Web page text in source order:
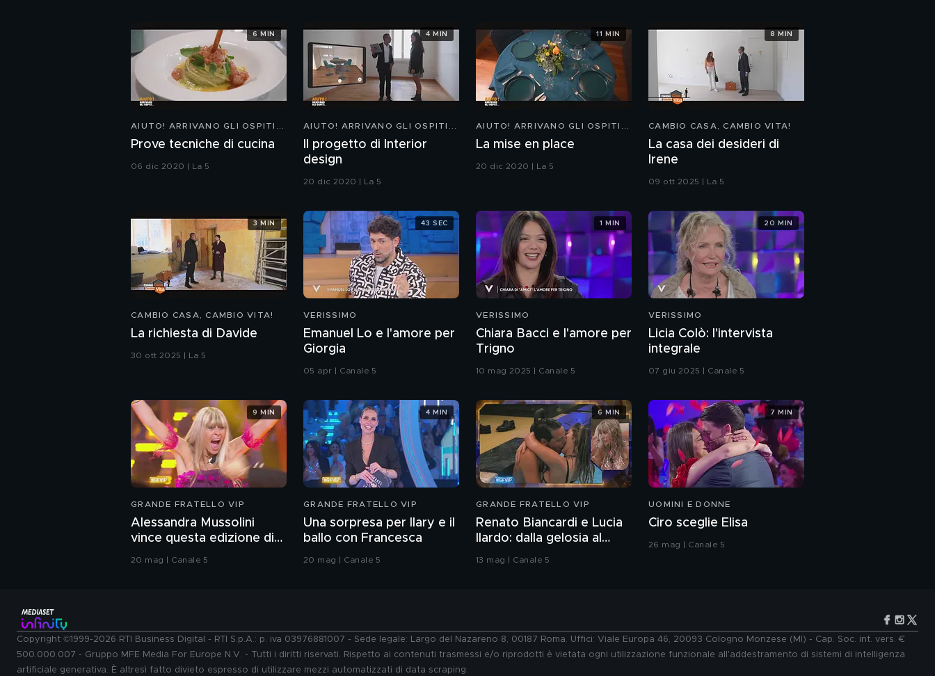
AIUTO! ARRIVANO GLI OSPITI...
Prove tecniche di cucina
06 dic 2020 | La 5
6 MIN
AIUTO! ARRIVANO GLI OSPITI...
Il progetto di Interior
design
20 dic 2020 | La 5
4 MIN
AIUTO! ARRIVANO GLI OSPITI...
La mise en place
20 dic 2020 | La 5
11 MIN
CAMBIO CASA, CAMBIO VITA!
La casa dei desideri di
Irene
09 ott 2025 | La 5
8 MIN
CAMBIO CASA, CAMBIO VITA!
La richiesta di Davide
30 ott 2025 | La 5
3 MIN
VERISSIMO
Emanuel Lo e l'amore per
Giorgia
05 apr | Canale 5
43 SEC
VERISSIMO
Chiara Bacci e l'amore per
Trigno
10 mag 2025 | Canale 5
1 MIN
VERISSIMO
Licia Colò: l'intervista
integrale
07 giu 2025 | Canale 5
20 MIN
GRANDE FRATELLO VIP
Alessandra Mussolini
vince questa edizione di
Grande Fratello VIP
20 mag | Canale 5
9 MIN
GRANDE FRATELLO VIP
Una sorpresa per Ilary e il
ballo con Francesca
20 mag | Canale 5
4 MIN
GRANDE FRATELLO VIP
Renato Biancardi e Lucia
Ilardo: dalla gelosia al
13 mag | Canale 5
6 MIN
UOMINI E DONNE
Ciro sceglie Elisa
26 mag | Canale 5
7 MIN
Copyright ©1999-2026 RTI Business Digital - RTI S.p.A.: p. iva 03976881007 - Sede legale: Largo del Nazareno 8, 00187 Roma. Uffici: Viale Europa 46, 20093 Cologno Monzese (MI) - Cap. Soc. int. vers. €
500.000.007 - Gruppo MFE Media For Europe N.V. - Tutti i diritti riservati. Rispetto ai contenuti trasmessi e/o riprodotti è vietata ogni utilizzazione funzionale all'addestramento di sistemi di intelligenza
artificiale generativa. È altresì fatto divieto espresso di utilizzare mezzi automatizzati di data scraping.